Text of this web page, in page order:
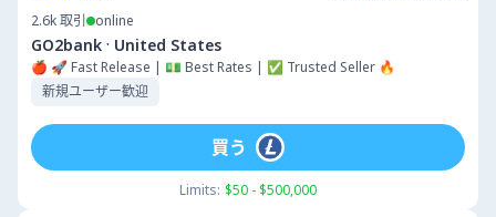
2.6k取引 online
GO2bank · United States
🍎 🚀 Fast Release | 💵 Best Rates | ✅ Trusted Seller 🔥
新規ユーザー歓迎
Limits: $50 - $500,000
買う